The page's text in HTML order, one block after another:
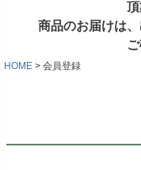
頂
商品のお届けは、出
HOME 会員登録